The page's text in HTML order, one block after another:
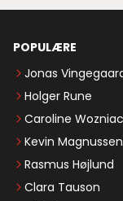
POPULÆRE
Jonas
Holger Rune
Caroline
Kevin Magnussen
Rasmus Højlund
Clara Tauson